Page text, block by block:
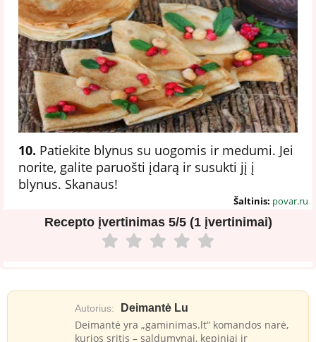
10. Patiekite blynus su uogomis ir medumi. Jei
norite, galite paruošti įdarą ir susukti jį į
blynus. Skanaus!
Šaltinis: povar.ru
Recepto įvertinimas 5/5 (1 įvertinimai)
Autorius: Deimantė Lu
Deimantė yra „gaminimas.lt“ komandos narė,
kurios sritis – saldumynai, kepiniai ir